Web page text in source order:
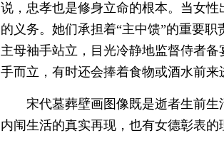
说，忠孝也是修身立命的根本。当女
的义务。她们承担着“主中馈”的重要
主母袖手站立，目光冷静地监督侍者
手而立，有时还会捧着食物或酒水前来
宋代墓葬壁画图像既是逝者生前
内闱生活的真实再现，也有女德彰表